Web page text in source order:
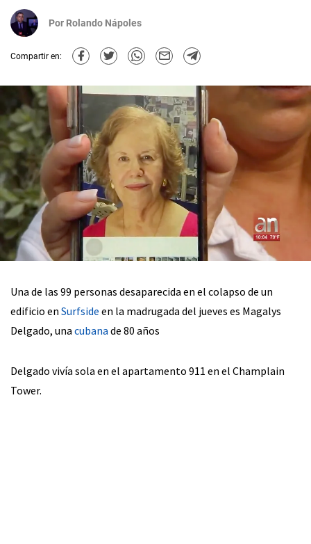
Por Rolando Nápoles
Compartir en:
Una de las 99 personas desaparecida en el colapso de un
edificio en Surfside en la madrugada del jueves es Magalys
Delgado, una cubana de 80 años
Delgado vivía sola en el apartamento 911 en el Champlain
Tower.